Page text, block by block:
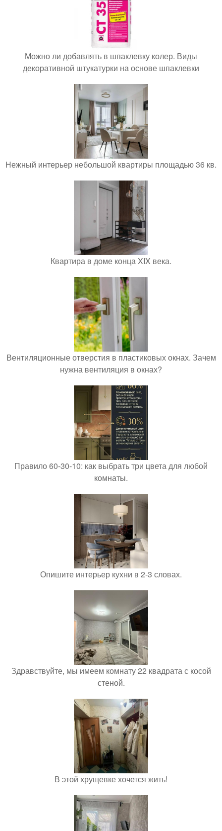
Можно ли добавлять в шпаклевку колер. Виды
декоративной штукатурки на основе шпаклевки
Нежный интерьер небольшой квартиры площадью 36 кв.
Квартира в доме конца XIX века.
Вентиляционные отверстия в пластиковых окнах. Зачем
нужна вентиляция в окнах?
Правило 60-30-10: как выбрать три цвета для любой
комнаты.
Опишите интерьер кухни в 2-3 словах.
Здравствуйте, мы имеем комнату 22 квадрата с косой
стеной.
В этой хрущевке хочется жить!